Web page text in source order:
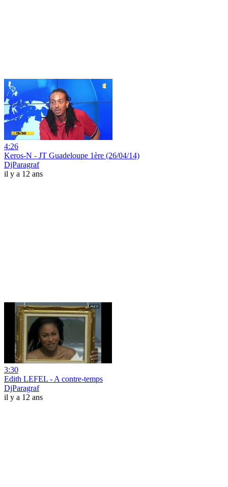
4:26
Keros-N - JT Guadeloupe 1ère (26/04/14)
DjParagraf
il y a 12 ans
3:30
Edith LEFEL - A contre-temps
DjParagraf
il y a 12 ans